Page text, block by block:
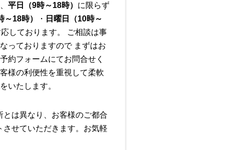
平日（9時～18時） に限らず
～18時）
・ 日曜日（10時～
応しております。 ご相談は事
っておりますので まずはお
約フォームにてお問合せく
様の利便性を重視して柔軟
いたします。
は異なり、お客様のご都合
せていただきます。お気軽